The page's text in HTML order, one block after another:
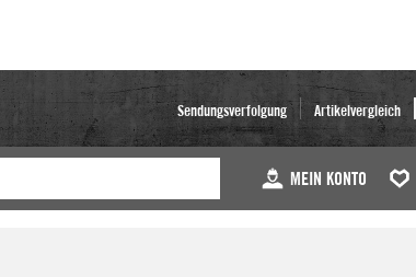
Sendungsverfolgung Artikelvergleich
MEIN KONTO